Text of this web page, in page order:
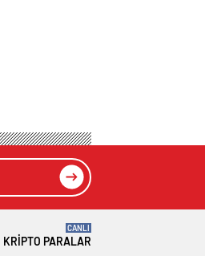
KRIPTO PARALAR
CANLI